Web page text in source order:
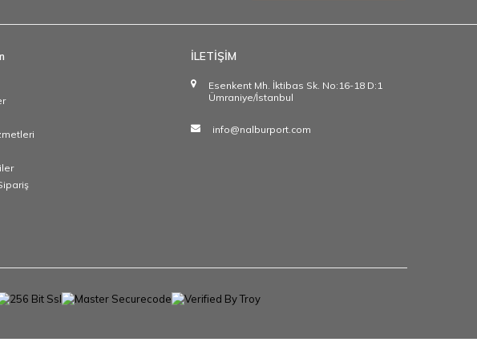
İLETİŞİM
Esenkent Mh. İktibas Sk. No:16-18 D:1
Ümraniye/İstanbul
info@nalburport.com